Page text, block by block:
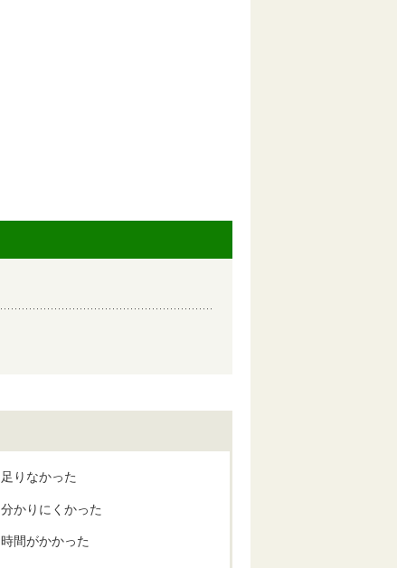
足りなかった
分かりにくかった
時間がかかった